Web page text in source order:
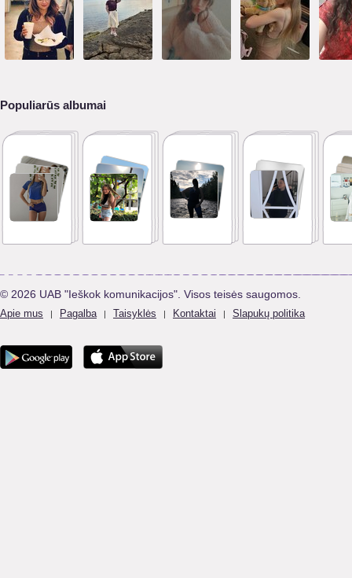
Populiarūs albumai
© 2026 UAB "Ieškok komunikacijos". Visos teisės saugomos.
Apie mus | Pagalba | Taisyklės | Kontaktai | Slapukų politika